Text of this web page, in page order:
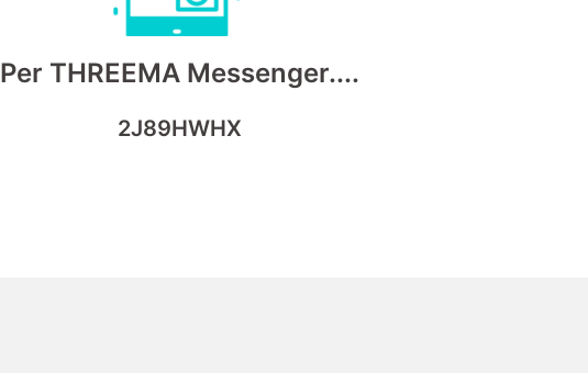
Per THREEMA Messenger....
2J89HWHX